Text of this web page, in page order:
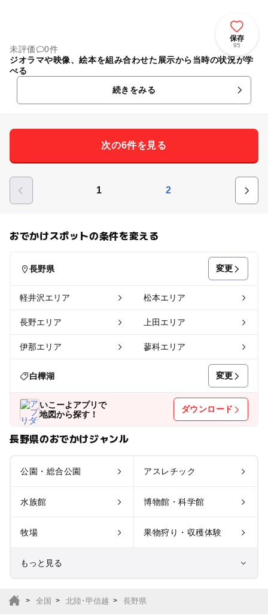
保存
95
未評価
0件
ジオラマや映像、絵本を組み合わせた展示から当時の状況が学
べる
続きをみる
次の6件を見る
1 2
おでかけスポットの条件を変える
長野県 変更
軽井沢エリア 松本エリア
長野エリア 上田エリア
伊那エリア 蓼科エリア
白樺湖 変更
いこーよアプリで
地図から探す！
ダウンロード
長野県のおでかけジャンル
公園・総合公園 アスレチック
水族館 博物館・科学館
牧場 果物狩り・収穫体験
もっと見る
全国 北陸･甲信越 長野県